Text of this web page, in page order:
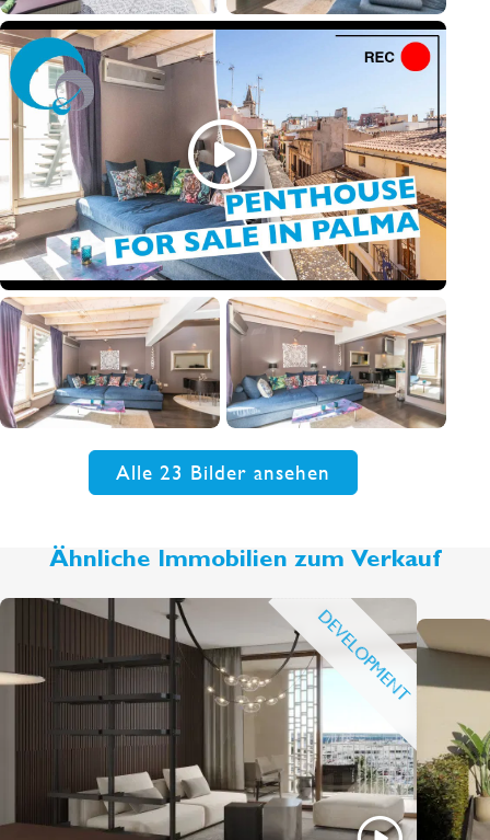
Alle 23 Bilder ansehen
Ähnliche Immobilien zum Verkauf
DEVELOPMENT